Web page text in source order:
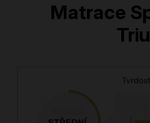
Matrace